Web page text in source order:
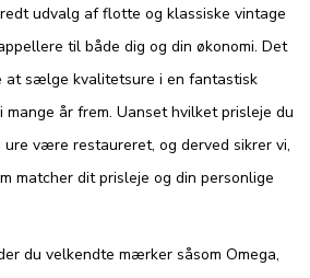
udvalg af flotte og klassiske vintage
til både dig og din økonomi. Det
at sælge kvalitetsure i en fantastisk
år frem. Uanset hvilket prisleje du
være restaureret, og derved sikrer vi,
matcher dit prisleje og din personlige
du velkendte mærker såsom Omega,